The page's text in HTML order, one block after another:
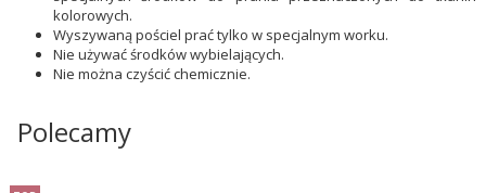
kolorowych.
Wyszywaną pościel prać tylko w specjalnym worku.
Nie używać środków wybielających.
Nie można czyścić chemicznie.
Polecamy